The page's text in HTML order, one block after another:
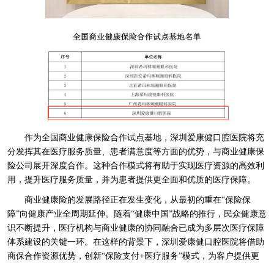
作为全国商业健康保险合作试点基地，深圳爱康健口腔医院将充
分发挥其在医疗服务质量、患者满意度等方面的优势，与商业健康保
险公司展开深度合作。这种合作模式将有助于实现医疗资源的高效利
用，提升医疗服务质量，并为患者提供更全面和优质的医疗保障。
商业健康险的发展路径正在发生变化，从最初的重在“保险保
障”向健康产业全周期延伸。随着“健康中国”战略的推行，民众健康意
识不断提升，医疗机构与商业健康的协同融合已成为多层次医疗保障
体系建设的关键一环。在这样的背景下，深圳爱康健口腔医院将借助
商保合作资源优势，创新“保险支付+医疗服务”模式，为客户提供更